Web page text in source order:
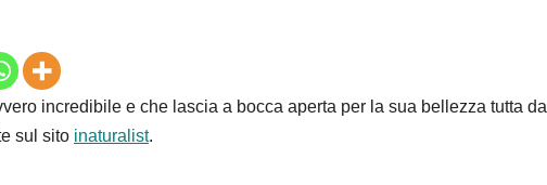
incredibile e che lascia a bocca aperta per la sua bellezza tutta da
sul sito inaturalist.